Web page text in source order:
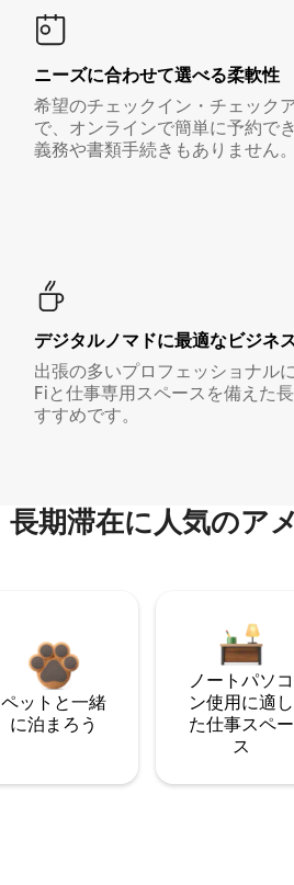
ニーズに合わせて選べる柔軟性
希望のチェックイン・チェック
で、オンラインで簡単に予約で
義務や書類手続きもありません
デジタルノマド⁠に最⁠適⁠なビ⁠ジ⁠ネ⁠
出張の多いプロフェッショナル
Fiと仕事専用スペースを備えた
すすめです。
長期滞在に人気のア
ペットと一緒
に泊まろう
ノートパソコ
ン使用に適し
た仕事スペー
ス